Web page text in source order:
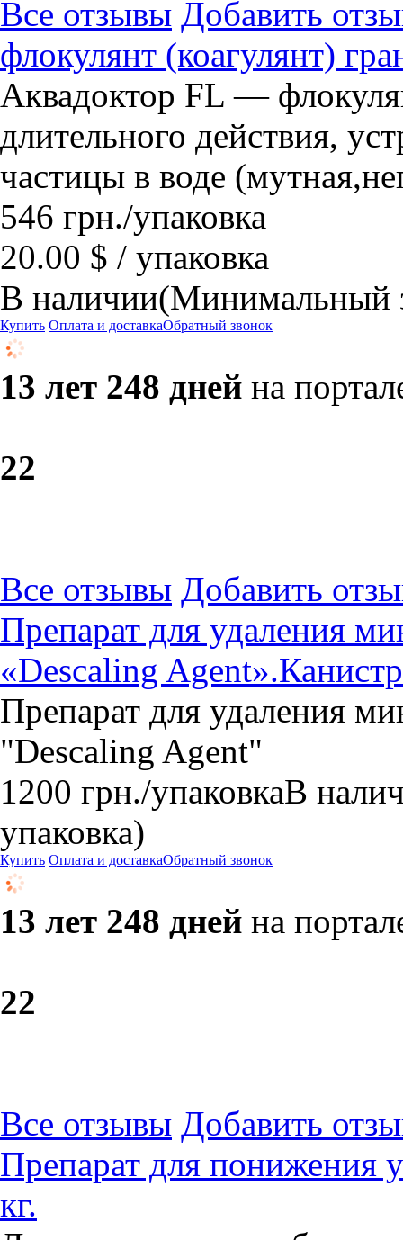
Все отзывы Добавить
флокулянт (коагулянт)
Аквадоктор FL —
длительного действия,
частицы в воде
546 грн./упаковка
20.00 $ / упаковка
В наличии(Минимальный
Купить Оплата и доставкаОбратный звонок
13 лет 248 дней на
22
Все отзывы Добавить
Препарат для удаления
«Descaling
Препарат для удаления
"Descaling Agent"
1200 грн./упаковкаВ
упаковка)
Купить Оплата и доставкаОбратный звонок
13 лет 248 дней на
22
Все отзывы Добавить
Препарат для понижения
кг.